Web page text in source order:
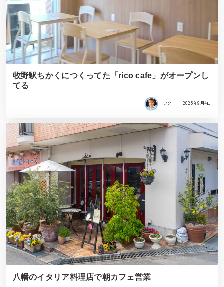
牧野駅ちかくにつくってた「rico cafe」がオープンし
てる
フク 2025年9月4日
八幡のイタリア料理店で朝カフェ営業